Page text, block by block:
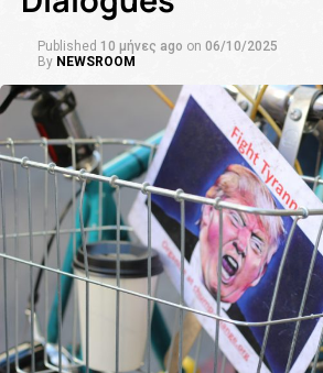
Published 10 μήνες ago on 06/10/2025
By NEWSROOM